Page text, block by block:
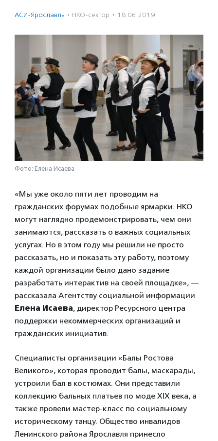
АСИ-Ярославль · НКО-сектор · 18.06.2019
Фото: Елена Исаева
«Мы уже около пяти лет проводим на
гражданских форумах подобные ярмарки. НКО
могут наглядно продемонстрировать, чем они
занимаются, рассказать о важных социальных
услугах. Но в этом году мы решили не просто
рассказать, но и показать эту работу, поэтому
каждой организации было дано задание
разработать интерактив на своей площадке», —
рассказала Агентству социальной информации
Елена Исаева, директор Ресурсного центра
поддержки некоммерческих организаций и
гражданских инициатив.
Специалисты организации «Балы Ростова
Великого», которая проводит балы, маскарады,
устроили бал в костюмах. Они представили
коллекцию бальных платьев по моде XIX века, а
также провели мастер-класс по социальному
историческому танцу. Общество инвалидов
Ленинского района Ярославля принесло